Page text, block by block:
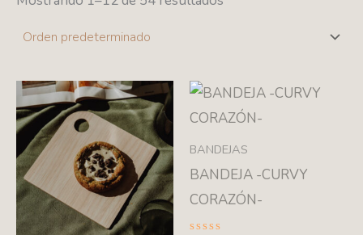
BANDEJAS
BANDEJA -CURVY
CORAZÓN-